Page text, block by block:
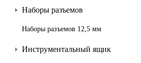
Наборы разъемов
Наборы разъемов 12,5 мм
Инструментальный ящик